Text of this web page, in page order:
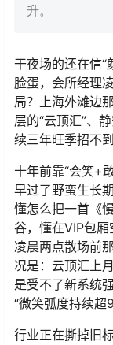
升。
干夜场的还在信“
脸蛋，会所经理
局？上海外滩边
层的“云顶汇”、
续三年旺季招不
十年前靠“会笑+
早过了野蛮生长
懂怎么把一首《
谷，懂在VIP包
凌晨两点散场前
况是：云顶汇上
是受不了新系统
“微笑弧度持续超
行业正在撕掉旧